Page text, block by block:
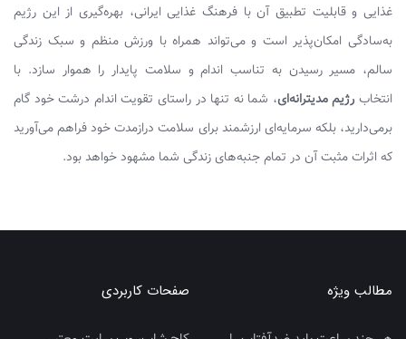
غذایی و قابلیت تطبیق آن با فرهنگ غذایی ایرانی، بهره‌گیری از این رژیم
به‌سادگی امکان‌پذیر است و می‌تواند همراه با ورزش منظم و سبک زندگی
سالم، مسیر رسیدن به تناسب اندام و سلامت پایدار را هموار سازد. با
انتخاب رژیم مدیترانه‌ای، شما نه تنها در راستای تقویت اندام درشت خود گام
برمی‌دارید، بلکه سرمایه‌ای ارزشمند برای سلامت درازمدت خود فراهم می‌آورید
که اثرات مثبت آن در تمام جنبه‌های زندگی شما مشهود خواهد بود.
مطالب ویژه صفحات کاربردی